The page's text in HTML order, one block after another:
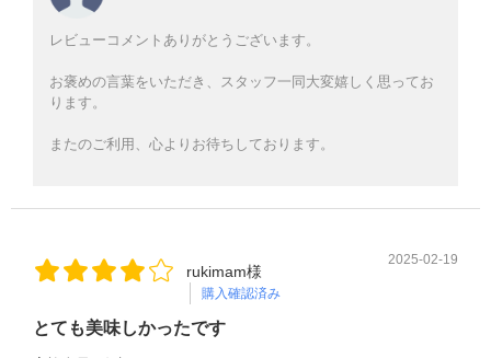
レビューコメントありがとうございます。
お褒めの言葉をいただき、スタッフ一同大変嬉しく思ってお
ります。
またのご利用、心よりお待ちしております。
rukimam様
購入確認済み
2025-02-19
とても美味しかったです